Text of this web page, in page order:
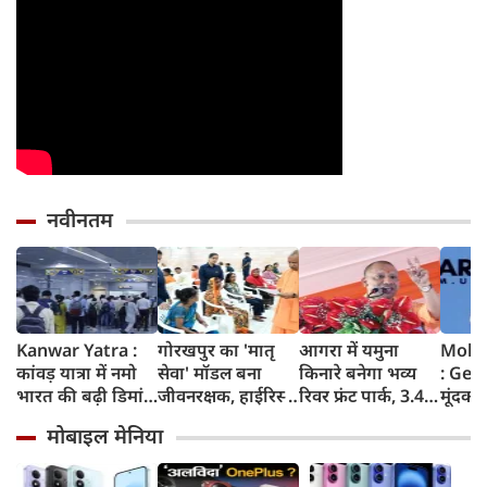
नवीनतम
Kanwar Yatra :
कांवड़ यात्रा में नमो
भारत की बढ़ी डिमांड,
कई स्टेशनों पर 50%
तक बढ़ी यात्रियों की
गोरखपुर का 'मातृ
सेवा' मॉडल बना
जीवनरक्षक, हाईरिस्क
इलाज से बची 77
जिंदगियां
आगरा में यमुना
किनारे बनेगा भव्य
रिवर फ्रंट पार्क, 3.46
करेगी योगी सरकार;
मिलेंगी ये खास
:
मूंदकर
न
मोबाइल मेनिया